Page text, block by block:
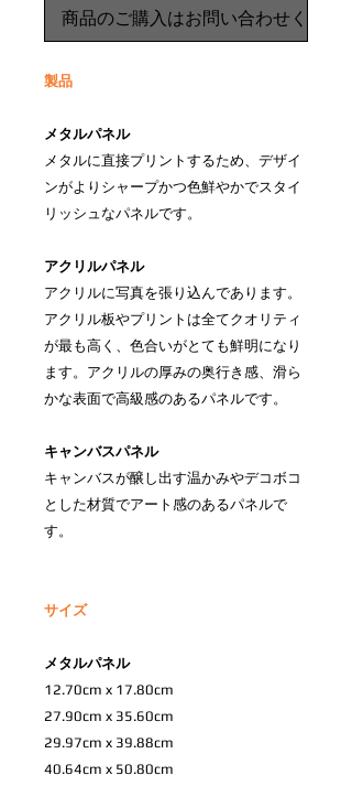
商品のご購入はお問い合わせください
製品
メタルパネル
メタルに直接プリントするため、デザイ
ンがよりシャープかつ色鮮やかでスタイ
リッシュなパネルです。
アクリルパネル
アクリルに写真を張り込んであります。
アクリル板やプリントは全てクオリティ
が最も高く、色合いがとても鮮明になり
ます。アクリルの厚みの奥行き感、滑ら
かな表面で高級感のあるパネルです。
キャンバスパネル
キャンバスが醸し出す温かみやデコボコ
とした材質でアート感のあるパネルで
す。
サイズ
メタルパネル
12.70cm x 17.80cm
27.90cm x 35.60cm
29.97cm x 39.88cm
40.64cm x 50.80cm